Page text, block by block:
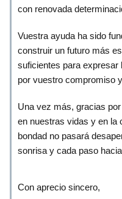
con renovada
Vuestra ayuda ha sido
construir un futuro más
suficientes para expresar
por vuestro compromiso
Una vez más, gracias
en nuestras vidas y en la
bondad no pasará
sonrisa y cada paso
Con aprecio sincero,